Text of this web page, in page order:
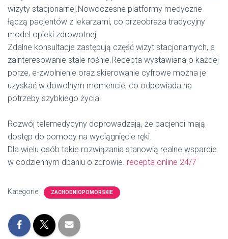
wizyty stacjonarnej.Nowoczesne platformy medyczne
łączą pacjentów z lekarzami, co przeobraża tradycyjny
model opieki zdrowotnej.
Zdalne konsultacje zastępują część wizyt stacjonarnych, a
zainteresowanie stale rośnie.Recepta wystawiana o każdej
porze, e-zwolnienie oraz skierowanie cyfrowe można je
uzyskać w dowolnym momencie, co odpowiada na
potrzeby szybkiego życia.
Rozwój telemedycyny doprowadzają, że pacjenci mają
dostęp do pomocy na wyciągnięcie ręki.
Dla wielu osób takie rozwiązania stanowią realne wsparcie
w codziennym dbaniu o zdrowie. recepta online 24/7
Kategorie: ZACHODNIOPOMORSKIE